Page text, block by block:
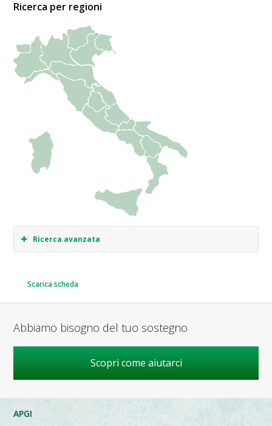
Ricerca per regioni
Ricerca avanzata
Scarica scheda
Abbiamo bisogno del tuo sostegno
Scopri come aiutarci
APGI